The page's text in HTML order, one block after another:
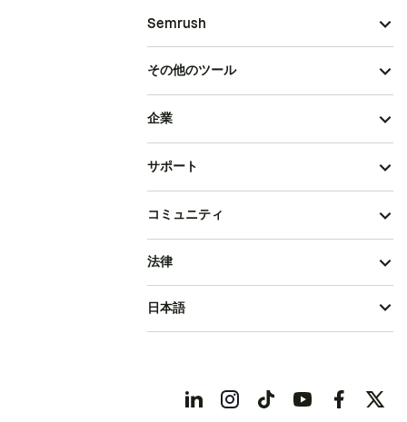
Semrush
その他のツール
企業
サポート
コミュニティ
法律
日本語